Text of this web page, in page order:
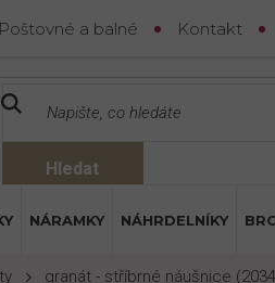
Poštovné a balné Kontakt
Hledat
NÁRAMKY NÁHRDELNÍKY
granát - stříbrné náušnice